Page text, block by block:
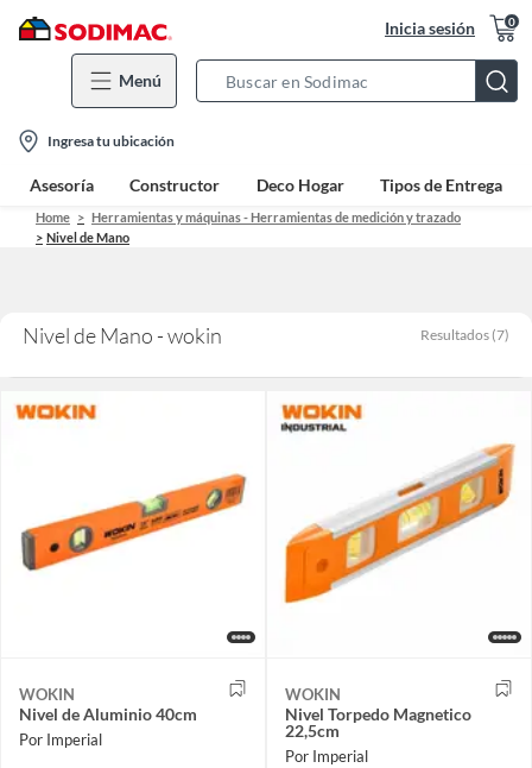
Inicia sesión 0
Menú
Bar
location-
icon
Ingresa tu ubicación
Asesoría Constructor Deco Hogar Tipos de Entrega
Home
Herramientas y máquinas - Herramientas de medición y trazado
Nivel de Mano
Nivel de Mano - wokin Resultados (7)
WOKIN
Nivel de Aluminio 40cm
Por Imperial
WOKIN
Nivel Torpedo Magnetico
22,5cm
Por Imperial